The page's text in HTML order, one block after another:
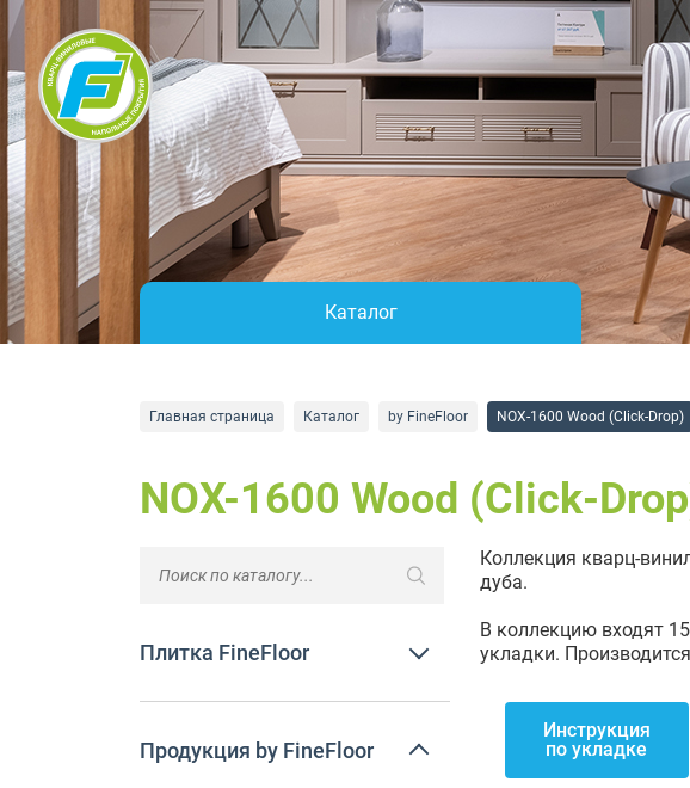
Каталог
Главная страница Каталог by FineFloor NOX-1600 Wood (Click-Drop)
NOX-1600 Wood (Click-
Плитка FineFloor
Продукция by FineFloor
Коллекция кварц-
дуба.
В коллекцию входят
укладки.
Инструкция
по укладке